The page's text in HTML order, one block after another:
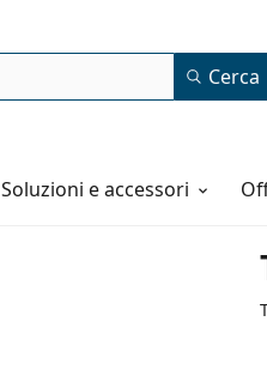
Cerca
Soluzioni e accessori